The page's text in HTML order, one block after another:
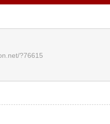
?76615